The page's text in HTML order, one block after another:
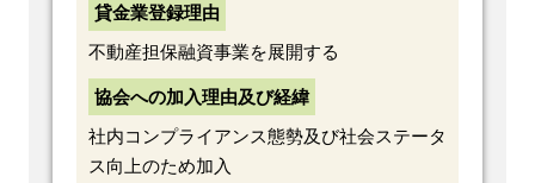
貸金業登録理由
不動産担保融資事業を展開する
協会への加入理由及び経緯
社内コンプライアンス態勢及び社会ステータ
ス向上のため加入